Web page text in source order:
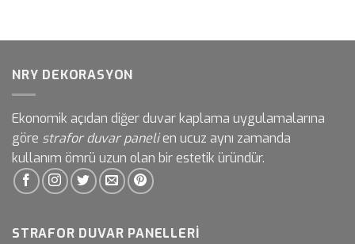
NRY DEKORASYON
Ekonomik açıdan diğer duvar kaplama uygulamalarına
göre strafor duvar panelien ucuz aynı zamanda
kullanım ömrü uzun olan bir estetik üründür.
STRAFOR DUVAR PANELLERI